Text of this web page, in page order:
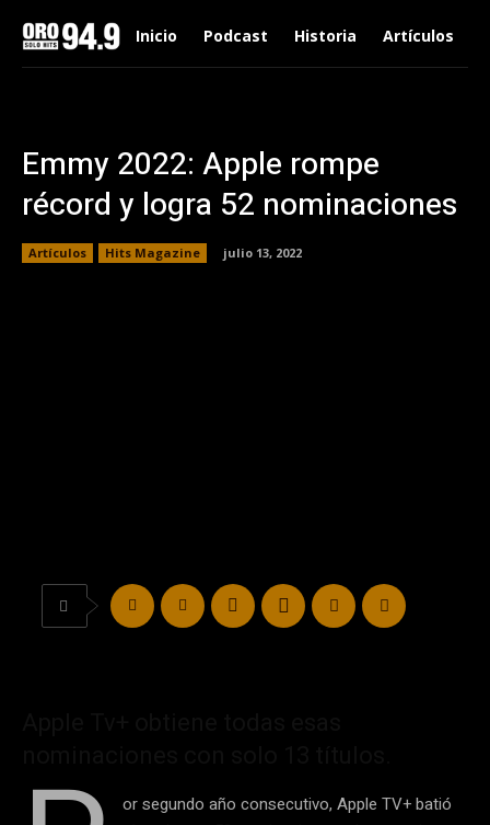
Inicio Podcast Historia Artículos
Emmy 2022: Apple rompe
récord y logra 52 nominaciones
Artículos Hits Magazine julio 13, 2022
or segundo año consecutivo, Apple TV+ batió